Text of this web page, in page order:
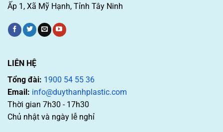
Ấp 1, Xã Mỹ Hạnh, Tỉnh Tây Ninh
LIÊN HỆ
Tổng đài: 1900 54 55 36
Email: info@duythanhplastic.com
Thời gian 7h30 - 17h30
Chủ nhật và ngày lễ nghỉ